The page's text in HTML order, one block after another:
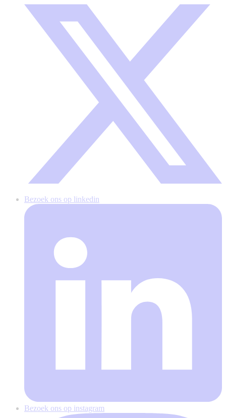
Bezoek ons op linkedin
Bezoek ons op instagram